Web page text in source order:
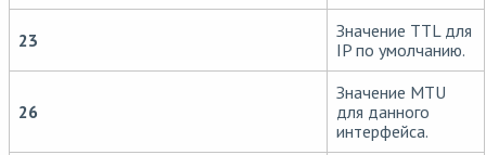
23
Значение TTL для
IP по умолчанию.
26
Значение MTU
для данного
интерфейса.